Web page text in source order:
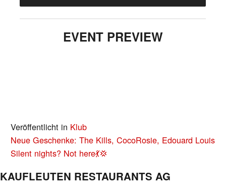
EVENT PREVIEW
Veröffentlicht in Klub
BEITRAGS-
NAVIGATION
Neue Geschenke: The Kills, CocoRosie, Edouard Louis
Silent nights? Not here💃💢
KAUFLEUTEN RESTAURANTS AG